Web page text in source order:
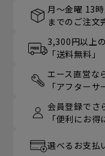
月～金曜 13
までのご注文
3,300円以上
「送料無料」
エース直営な
「アフターサ
会員登録でさ
「便利にお
選べるお支払